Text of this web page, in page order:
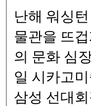
난해 워싱
물관을 뜨
의 문화 심
일 시카고